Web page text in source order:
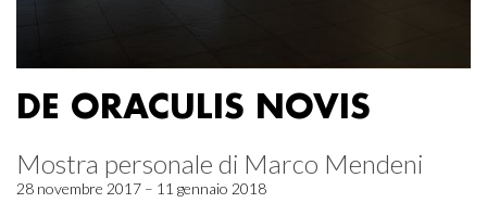
DE ORACULIS NOVIS
Mostra personale di Marco Mendeni
28 novembre 2017 – 11 gennaio 2018